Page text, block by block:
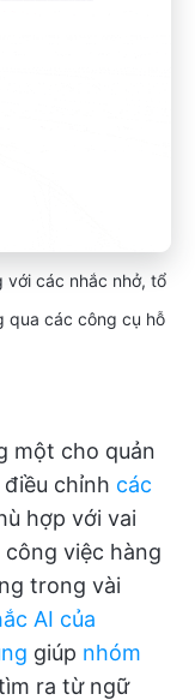
với các nhắc nhở, tổ
qua các công cụ hỗ
một cho quản
chỉnh các
hợp với vai
việc hàng
trong vài
AI của
giúp nhóm
ra từ ngữ